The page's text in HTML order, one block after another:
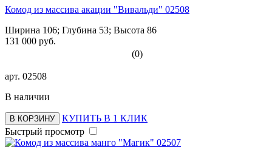
Комод из массива акации "Вивальди" 02508
Ширина 106; Глубина 53; Высота 86
131 000 руб.
(0)
арт. 02508
В наличии
В КОРЗИНУ
КУПИТЬ В 1 КЛИК
Быстрый просмотр